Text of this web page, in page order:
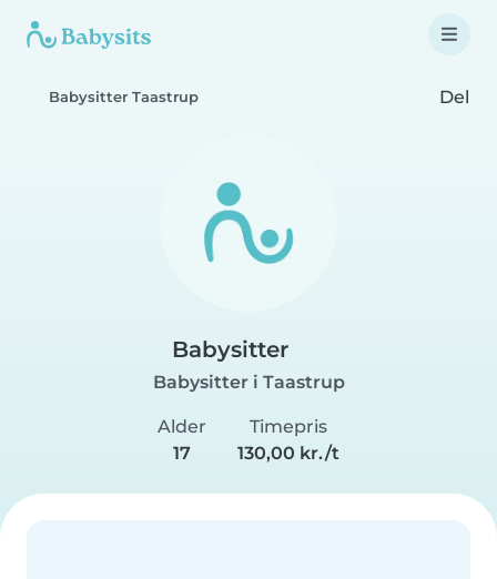
Babysitter Taastrup Del
Babysitter
Babysitter i Taastrup
Alder
17
Timepris
130,00 kr./t